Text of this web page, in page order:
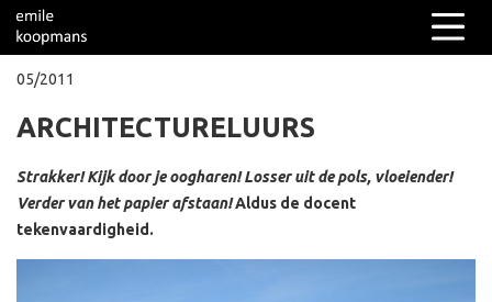
Columns
Over mij
05/2011
ARCHITECTURELUURS
Strakker! Kijk door je oogharen! Losser uit de pols, vloeiender!
Verder van het papier afstaan!Aldus de docent
tekenvaardigheid.